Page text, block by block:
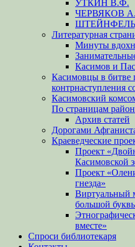
УТКИН В.Ф.
ЧЕРВЯКОВ
Литературная
Минуты
Касимов и
Касимовцы в битве
контрнаступления
Касимовский
По страницам
Архив статей
Дорогами
Краеведческие
Проект
Касимовской
Проект
гнезда»
Виртуальный
большой
вместе»
Спроси библиотекаря